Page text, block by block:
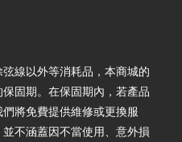
線以外等消耗品，本商城的
固期。在保固期內，若產品
將免費提供維修或更換服
不涵蓋因不當使用、意外損